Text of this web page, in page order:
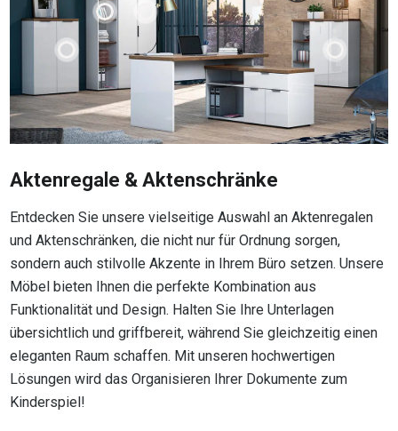
Aktenregale & Aktenschränke
Entdecken Sie unsere vielseitige Auswahl an Aktenregalen
und Aktenschränken, die nicht nur für Ordnung sorgen,
sondern auch stilvolle Akzente in Ihrem Büro setzen. Unsere
Möbel bieten Ihnen die perfekte Kombination aus
Funktionalität und Design. Halten Sie Ihre Unterlagen
übersichtlich und griffbereit, während Sie gleichzeitig einen
eleganten Raum schaffen. Mit unseren hochwertigen
Lösungen wird das Organisieren Ihrer Dokumente zum
Kinderspiel!